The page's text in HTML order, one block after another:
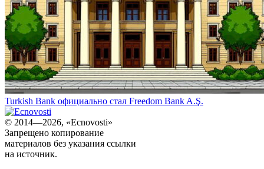
Turkish Bank официально стал Freedom Bank A.Ş.
© 2014—2026, «Ecnovosti»
Запрещено копирование
материалов без указания ссылки
на источник.